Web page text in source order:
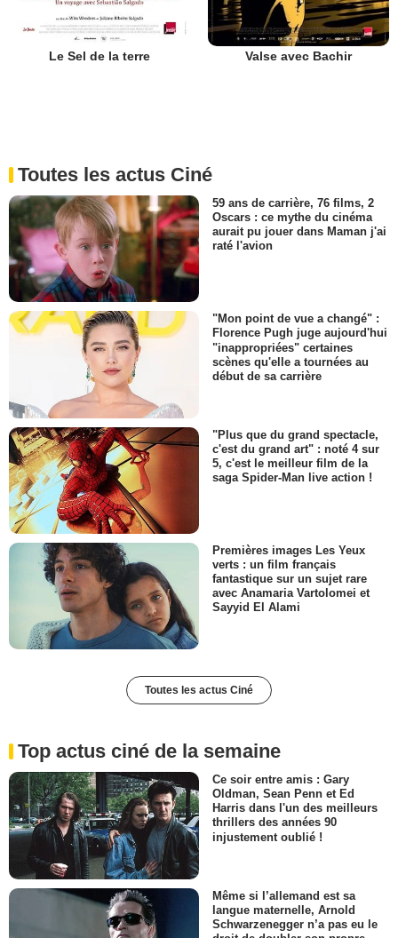
Le Sel de la terre Valse avec Bachir
Toutes les actus Ciné
59 ans de carrière, 76 films, 2
Oscars : ce mythe du cinéma
aurait pu jouer dans Maman j'ai
raté l'avion
"Mon point de vue a changé" :
Florence Pugh juge aujourd'hui
"inappropriées" certaines
scènes qu'elle a tournées au
début de sa carrière
"Plus que du grand spectacle,
c'est du grand art" : noté 4 sur
5, c'est le meilleur film de la
saga Spider-Man live action !
Premières images Les Yeux
verts : un film français
fantastique sur un sujet rare
avec Anamaria Vartolomei et
Sayyid El Alami
Toutes les actus Ciné
Top actus ciné de la semaine
Ce soir entre amis : Gary
Oldman, Sean Penn et Ed
Harris dans l'un des meilleurs
thrillers des années 90
injustement oublié !
Même si l’allemand est sa
langue maternelle, Arnold
Schwarzenegger n’a pas eu le